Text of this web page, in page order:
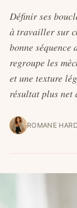
Définir ses
à travailler sur
bonne
regroupe les
et une texture
résultat plus net
ROMANE